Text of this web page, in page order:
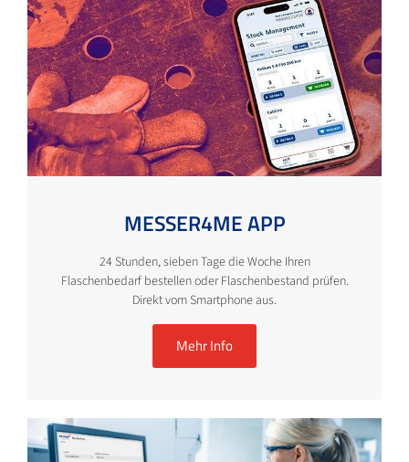
MESSER4ME APP
24 Stunden, sieben Tage die Woche Ihren
Flaschenbedarf bestellen oder Flaschenbestand prüfen.
Direkt vom Smartphone aus.
Mehr Info